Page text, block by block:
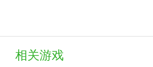
相关游戏